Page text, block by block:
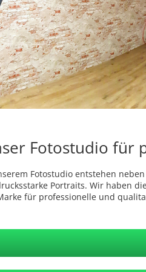
Fotostudio für
Fotostudio entstehen
Portraits. Wir haben
für professionelle und